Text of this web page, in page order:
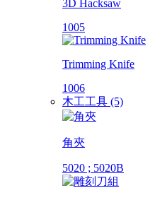
3D Hacksaw
1005
Trimming Knife
1006
木工工具 (5)
角夾
5020 ; 5020B